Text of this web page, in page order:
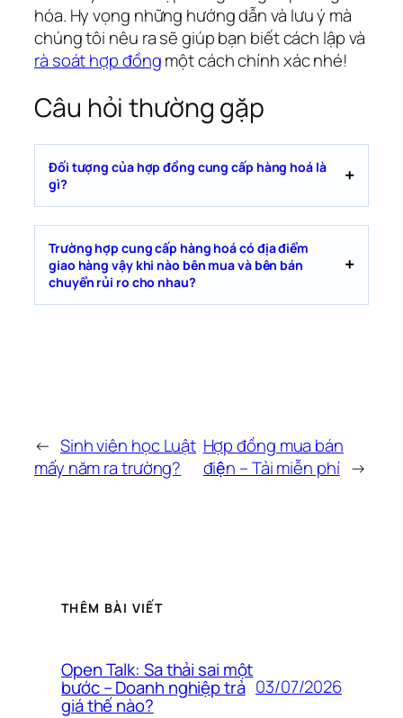
hóa. Hy vọng những hướng dẫn và lưu ý mà
chúng tôi nêu ra sẽ giúp bạn biết cách lập và
rà soát hợp đồngmột cách chính xác nhé!
Câu hỏi thường gặp
Đối tượng của hợp đồng cung cấp hàng hoá là
gì?
Trường hợp cung cấp hàng hoá có địa điểm
giao hàng vậy khi nào bên mua và bên bán
chuyển rủi ro cho nhau?
← Sinh viên học Luật
mấy năm ra trường?
Hợp đồng mua bán
điện – Tải miễn phí →
THÊM BÀI VIẾT
Open Talk: Sa thải sai một
bước – Doanh nghiệp trả
giá thế nào?
03/07/2026